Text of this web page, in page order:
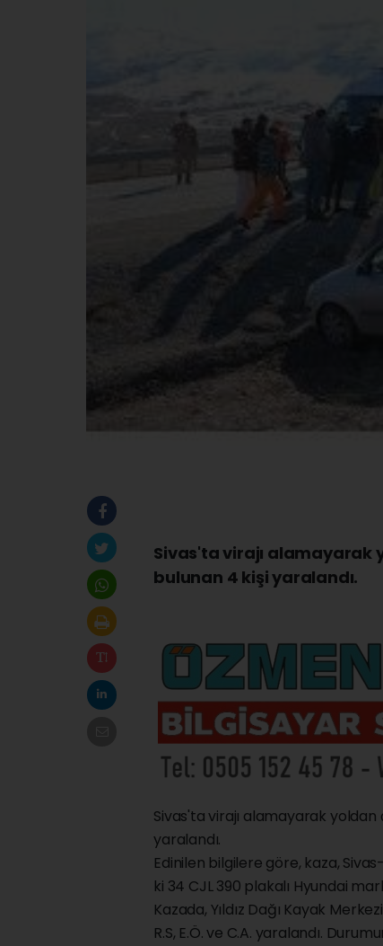
Sivas'ta virajı alamayarak
bulunan 4 kişi yaralandı.
Sivas'ta virajı alamayarak
yaralandı.
Edinilen bilgilere göre, kaza,
ki 34 CJL 390 plakalı Hyundai
Kazada, Yıldız Dağı Kayak
R.S, E.Ö. ve C.A. yaralandı.